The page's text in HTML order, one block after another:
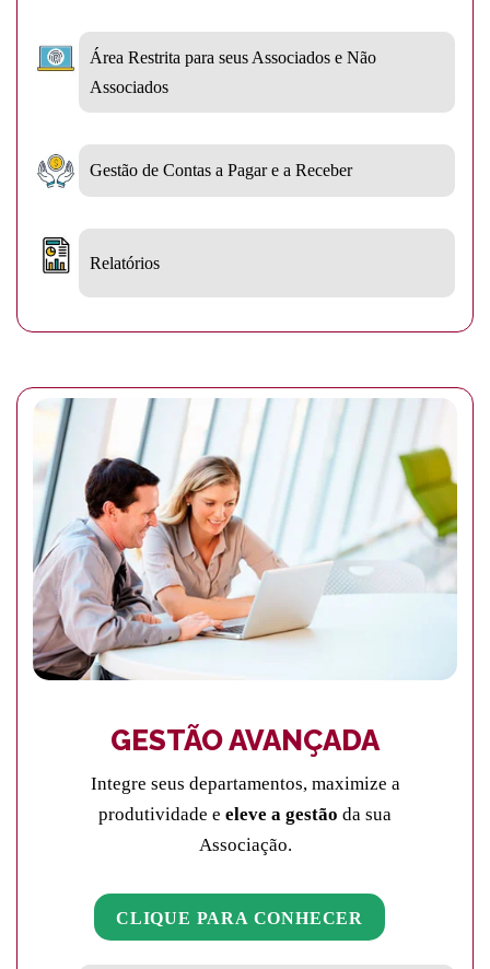
Área Restrita para seus Associados e Não
Associados
Gestão de Contas a Pagar e a Receber
Relatórios
GESTÃO AVANÇADA
Integre seus departamentos, maximize a
produtividade e eleve a gestão da sua
Associação.
CLIQUE PARA CONHECER